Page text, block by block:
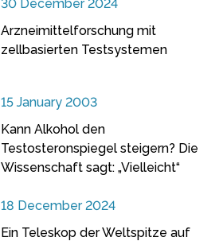
30 December 2024
Arzneimittelforschung mit
zellbasierten Testsystemen
15 January 2003
Kann Alkohol den
Testosteronspiegel steigern? Die
Wissenschaft sagt: „Vielleicht“
18 December 2024
Ein Teleskop der Weltspitze auf